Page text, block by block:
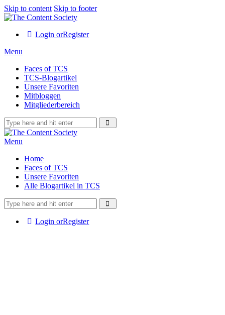
Skip to content Skip to footer
Login orRegister
Menu
Faces of TCS
TCS-Blogartikel
Unsere Favoriten
Mitbloggen
Mitgliederbereich
Menu
Home
Faces of TCS
Unsere Favoriten
Alle Blogartikel in TCS
Login orRegister